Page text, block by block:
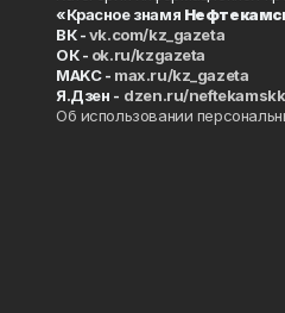
«Красное знамя
ВК -vk.com/kz_gazeta
ОК - ok.ru/kzgazeta
MAKC - max.ru/kz_gazeta
Я.Дзен - dzen.ru/
Об использовании